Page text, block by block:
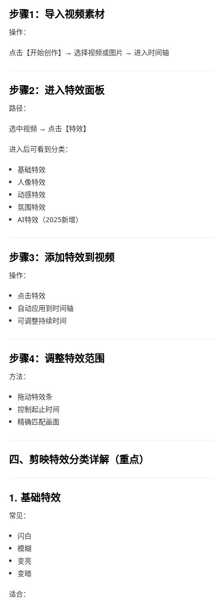
步骤1：导入视频素材
操作：
点击【开始创作】→ 选择视频或图片 → 进入时间轴
步骤2：进入特效面板
路径：
选中视频 → 点击【特效】
进入后可看到分类：
基础特效
人像特效
动感特效
氛围特效
AI特效（2025新增）
步骤3：添加特效到视频
操作：
点击特效
自动应用到时间轴
可调整持续时间
步骤4：调整特效范围
方法：
拖动特效条
控制起止时间
精确匹配画面
四、剪映特效分类详解（重点）
1. 基础特效
常见：
闪白
模糊
变亮
变暗
适合：